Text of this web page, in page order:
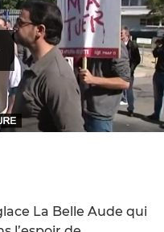
La Belle Aude qui